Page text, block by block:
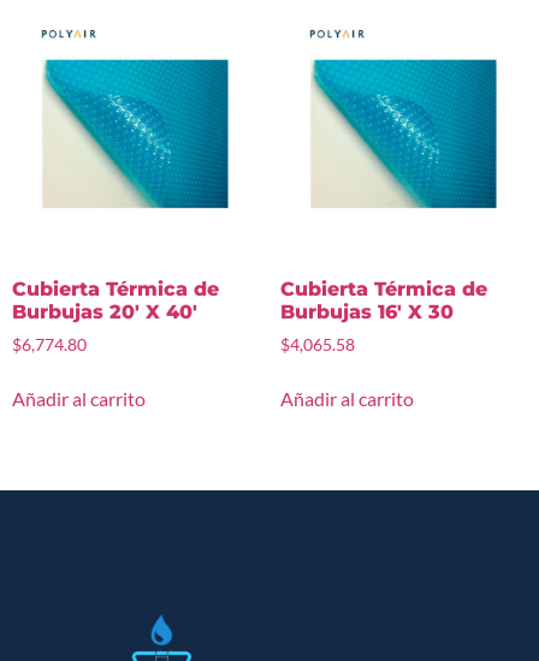
Cubierta Térmica de
Burbujas 20′ X 40′
$6,774.80
Añadir al carrito
Cubierta Térmica de
Burbujas 16′ X 30
$4,065.58
Añadir al carrito